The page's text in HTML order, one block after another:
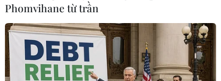
Đây được được xem là "phát súng đầu tiên" cho
mọi nhiệm kỳ tổng thống và phần nào phản ánh
nhân cách chính trị độc đáo của mỗi vị chủ
nhân Nhà Trắng, được thể hiện qua văn phong,
ý tưởng và tính thuyết phục của mỗi bài diễn
Phomvihane từ trần